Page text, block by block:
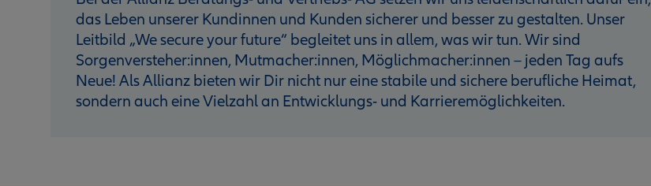
das Leben unserer Kundinnen und Kunden sicherer und besser zu gestalten. Unser
Leitbild „We secure your future“ begleitet uns in allem, was wir tun. Wir sind
Sorgenversteher:innen, Mutmacher:innen, Möglichmacher:innen – jeden Tag aufs
Neue! Als Allianz bieten wir Dir nicht nur eine stabile und sichere berufliche Heimat,
sondern auch eine Vielzahl an Entwicklungs- und Karrieremöglichkeiten.